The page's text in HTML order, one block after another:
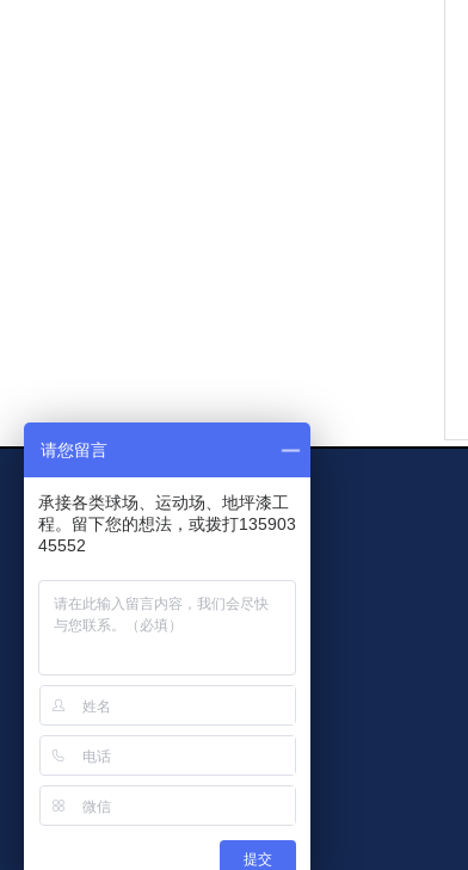
请您留言
承接各类球场、运动场、地坪漆工
程。留下您的想法，或拨打135903
45552
提交